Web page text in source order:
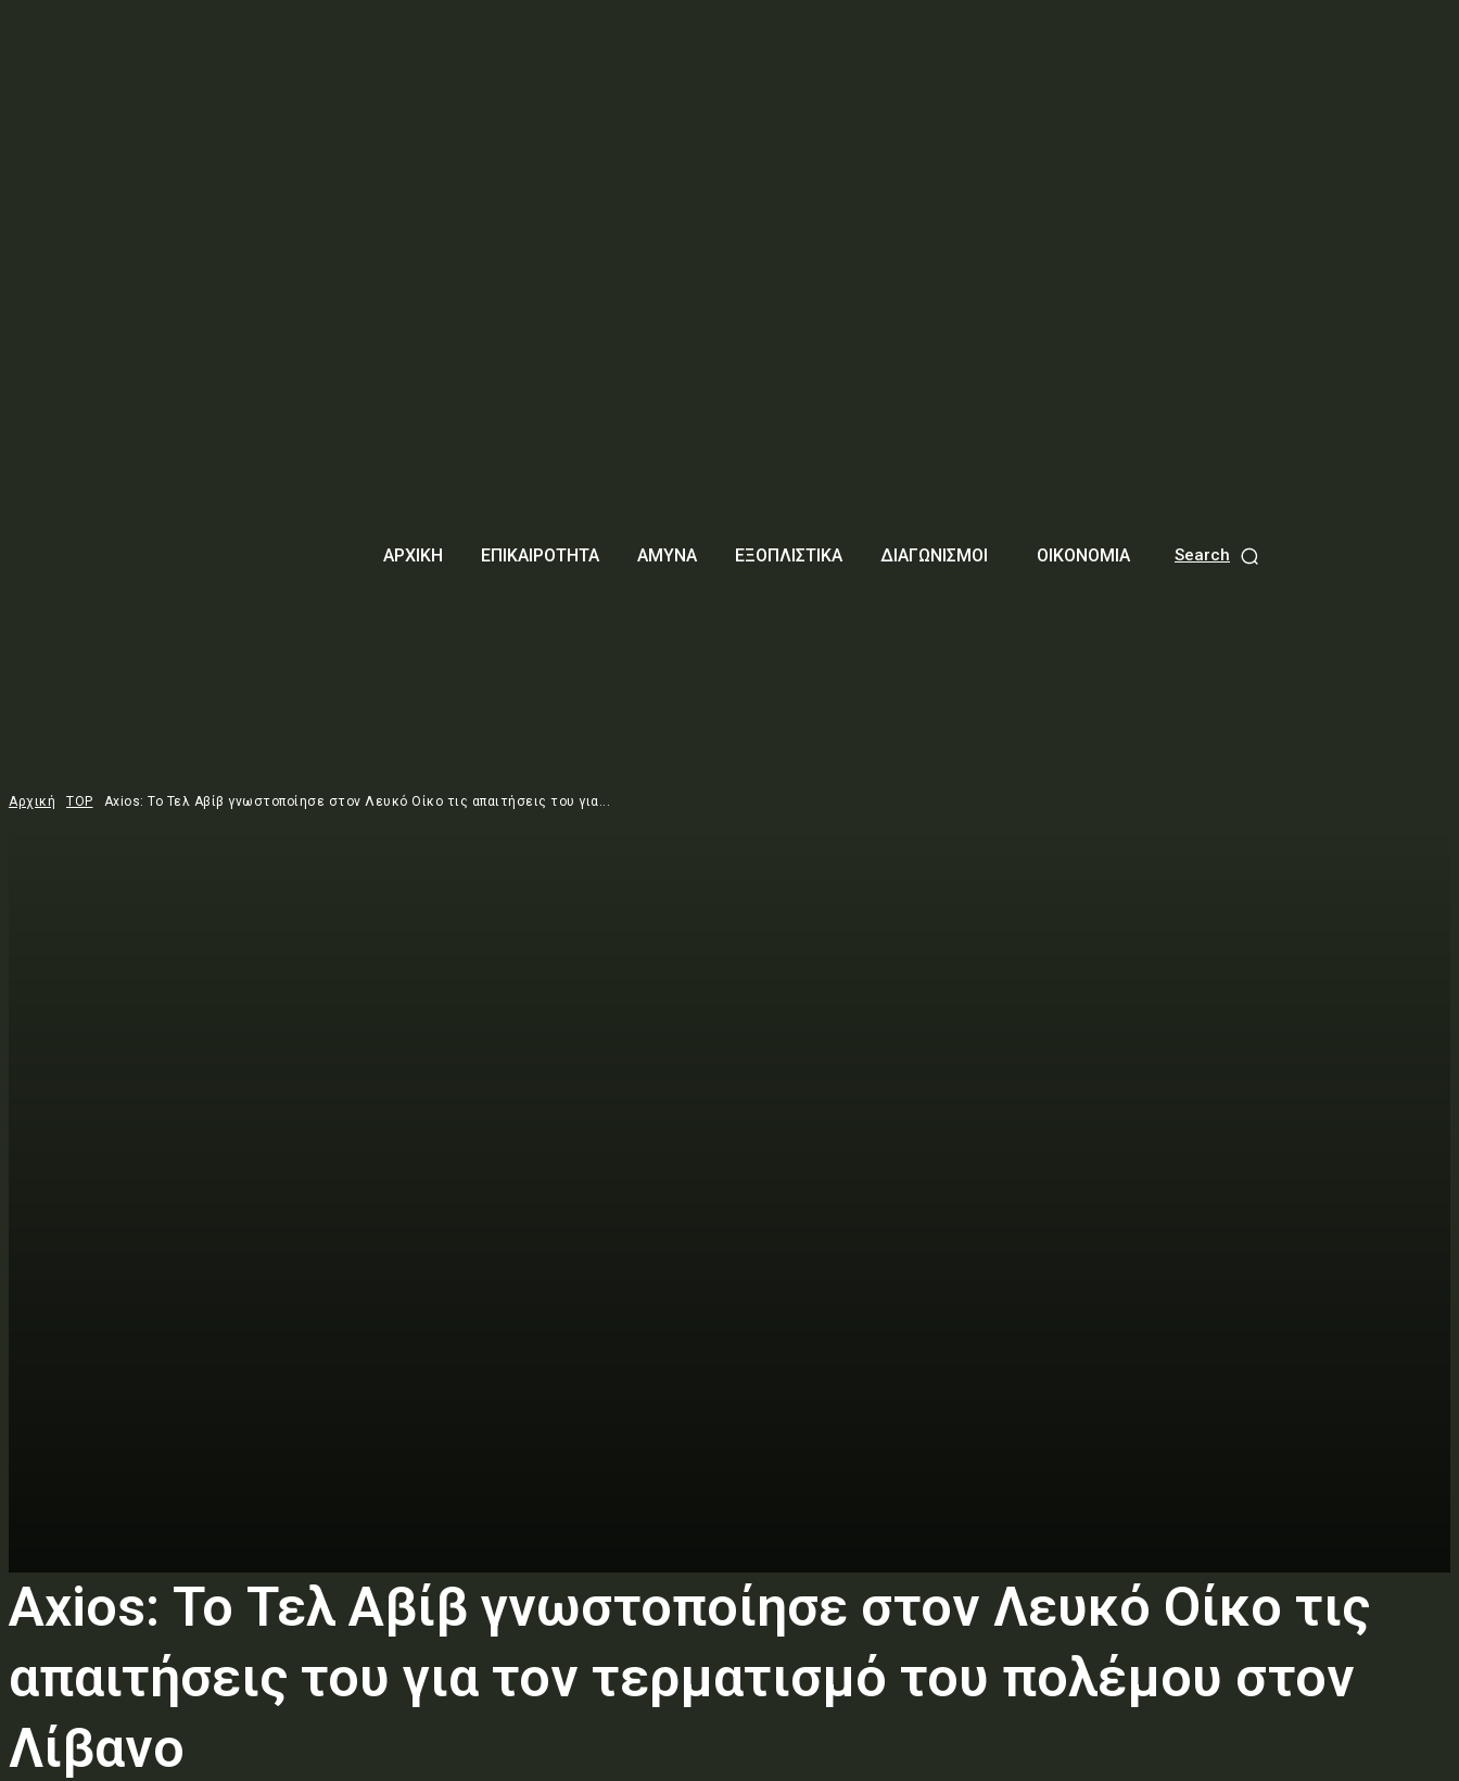
ΑΡΧΙΚΗ ΕΠΙΚΑΙΡΟΤΗΤΑ ΑΜΥΝΑ ΕΞΟΠΛΙΣΤΙΚΑ ΔΙΑΓΩΝΙΣΜΟΙ ΟΙΚΟΝΟΜΙΑ Search
Αρχική TOP Axios: Το Τελ Αβίβ γνωστοποίησε στον Λευκό Οίκο τις απαιτήσεις του για...
Axios: Το Τελ Αβίβ γνωστοποίησε στον Λευκό Οίκο τις
απαιτήσεις του για τον τερματισμό του πολέμου στον
Λίβανο